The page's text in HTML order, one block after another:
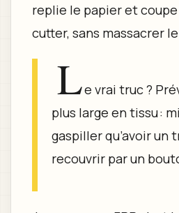
replie le papier et coupe
cutter, sans massacrer
Le vrai truc ?
plus large en tissu :
gaspiller qu’avoir un
recouvrir par un